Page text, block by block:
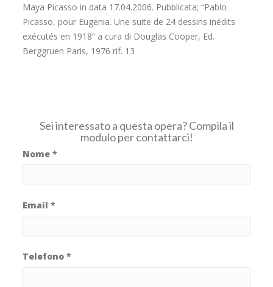
Maya Picasso in data 17.04.2006. Pubblicata; “Pablo
Picasso, pour Eugenia. Une suite de 24 dessins inédits
exécutés en 1918” a cura di Douglas Cooper, Ed.
Berggruen Paris, 1976 rif. 13
Sei interessato a questa opera? Compila il
modulo per contattarci!
Nome *
Email *
Telefono *